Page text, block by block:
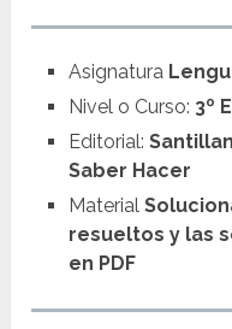
Asignatura
Nivel o Curso: 3º
Editorial:
Saber Hacer
Material
resueltos y las
en PDF